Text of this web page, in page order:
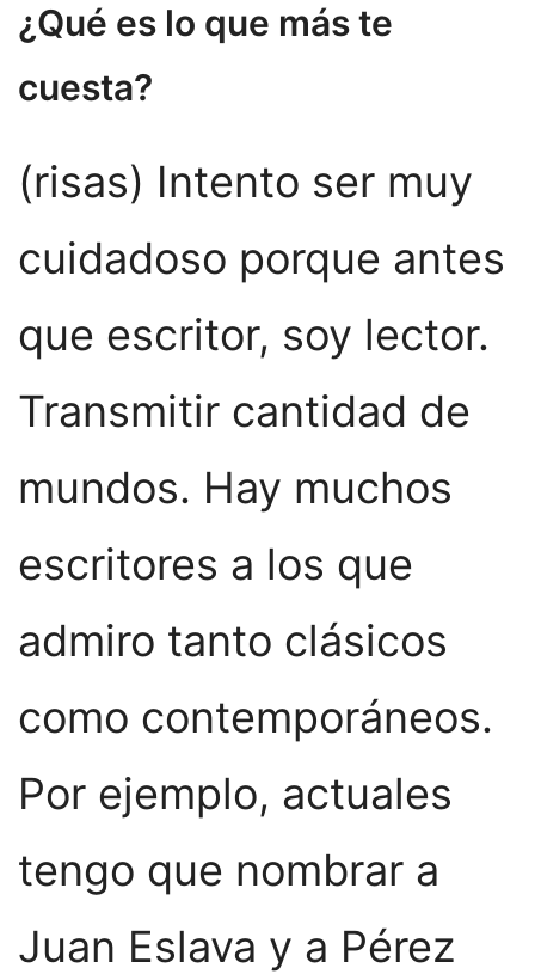
¿Qué es lo que más te
cuesta?
(risas) Intento ser muy
cuidadoso porque antes
que escritor, soy lector.
Transmitir cantidad de
mundos. Hay muchos
escritores a los que
admiro tanto clásicos
como contemporáneos.
Por ejemplo, actuales
tengo que nombrar a
Juan Eslava y a Pérez